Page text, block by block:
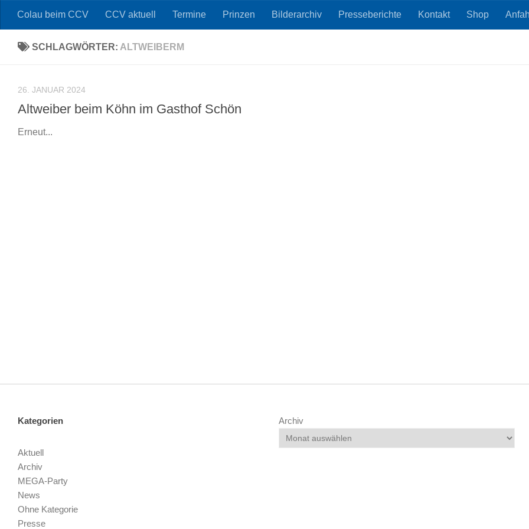
Zum Inhalt springen
Colau beim CCV CCV aktuell Termine Prinzen Bilderarchiv Presseberichte Kontakt Shop
SCHLAGWÖRTER: ALTWEIBERM
26. JANUAR 2024
Altweiber beim Köhn im Gasthof Schön
Erneut...
Kategorien
Aktuell
Archiv
MEGA-Party
News
Ohne Kategorie
Presse
Archiv